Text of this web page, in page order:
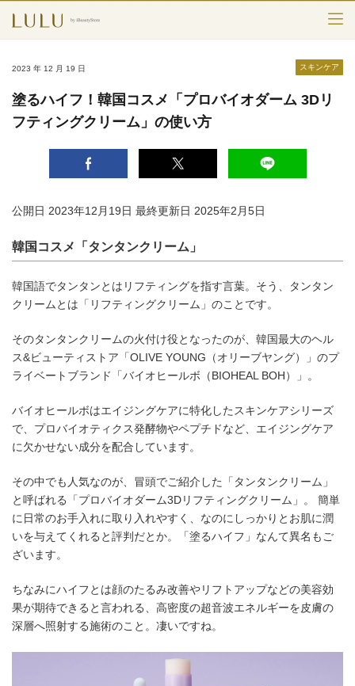
スキンケア
ライフスタイル
検索
2023 年 12 月 19 日 スキンケア
塗るハイフ！韓国コスメ「プロバイオダーム 3Dリ
フティングクリーム」の使い方
公開日 2023年12月19日 最終更新日 2025年2月5日
韓国コスメ「タンタンクリーム」
韓国語でタンタンとはリフティングを指す言葉。そう、タンタン
クリームとは「リフティングクリーム」のことです。
そのタンタンクリームの火付け役となったのが、韓国最大のヘル
ス&ビューティストア「OLIVE YOUNG（オリーブヤング）」のプ
ライベートブランド「バイオヒールボ（BIOHEAL BOH）」。
バイオヒールボはエイジングケアに特化したスキンケアシリーズ
で、プロバイオティクス発酵物やペプチドなど、エイジングケア
に欠かせない成分を配合しています。
その中でも人気なのが、冒頭でご紹介した「タンタンクリーム」
と呼ばれる「プロバイオダーム3Dリフティングクリーム」。 簡単
に日常のお手入れに取り入れやすく、なのにしっかりとお肌に潤
いを与えてくれると評判だとか。「塗るハイフ」なんて異名もご
ざいます。
ちなみにハイフとは顔のたるみ改善やリフトアップなどの美容効
果が期待できると言われる、高密度の超音波エネルギーを皮膚の
深層へ照射する施術のこと。凄いですね。